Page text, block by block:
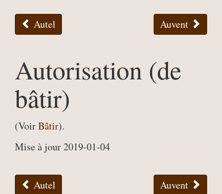
Autel Auvent
Autorisation (de
bâtir)
(VoirBâtir).
Mise à jour 2019-01-04
Autel Auvent